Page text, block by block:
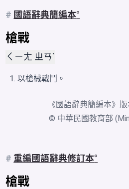
# 國語辭典簡編本
槍戰
ㄑㄧㄤ ㄓㄢˋ
以槍械戰鬥。
《國語辭典簡編本》
© 中華民國教育部
# 重編國語辭典修訂本
槍戰